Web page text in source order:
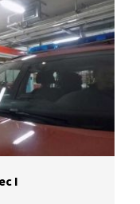
u horské
obě povolání
s kamerou
lyžařky.
I